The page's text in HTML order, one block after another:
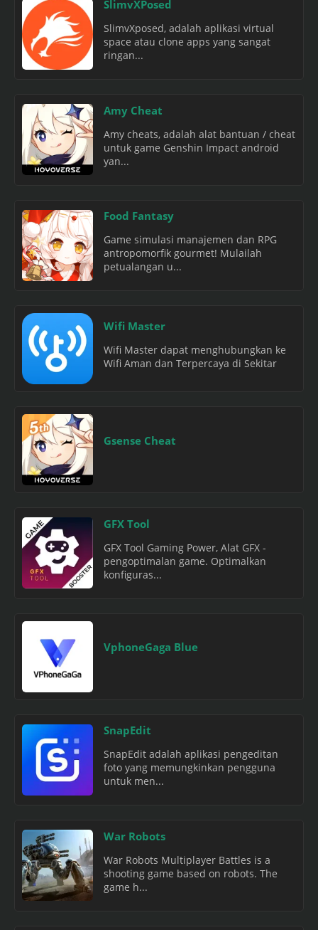
SlimvXPosed
SlimvXposed, adalah aplikasi virtual
space atau clone apps yang sangat
ringan...
Amy Cheat
Amy cheats, adalah alat bantuan / cheat
untuk game Genshin Impact android
yan...
Food Fantasy
Game simulasi manajemen dan RPG
antropomorfik gourmet! Mulailah
petualangan u...
Wifi Master
Wifi Master dapat menghubungkan ke
Wifi Aman dan Terpercaya di Sekitar
Gsense Cheat
GFX Tool
GFX Tool Gaming Power, Alat GFX -
pengoptimalan game. Optimalkan
konfiguras...
VphoneGaga Blue
SnapEdit
SnapEdit adalah aplikasi pengeditan
foto yang memungkinkan pengguna
untuk men...
War Robots
War Robots Multiplayer Battles is a
shooting game based on robots. The
game h...